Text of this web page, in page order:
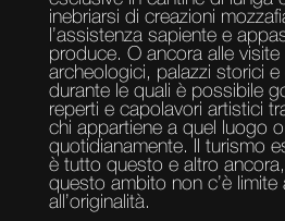
inebriarsi di creazioni
l’assistenza sapiente e
produce. O ancora alle visite
archeologici, palazzi storici e
durante le quali è possibile
reperti e capolavori artistici
chi appartiene a quel luogo
quotidianamente. Il turismo
è tutto questo e altro
questo ambito non c’è limite
all’originalità.